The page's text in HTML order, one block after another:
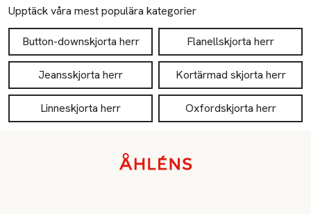
Upptäck våra mest populära kategorier
Button-downskjorta herr Flanellskjorta herr
Jeansskjorta herr Kortärmad skjorta herr
Linneskjorta herr Oxfordskjorta herr